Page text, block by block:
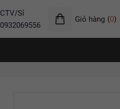
CTV/Sỉ
0932069556
Giỏ hàng (0)